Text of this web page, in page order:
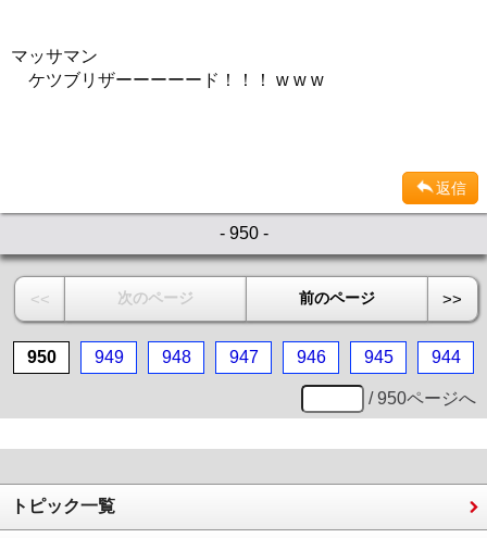
マッサマン
ケツブリザーーーーード！！！ w w w
返信
- 950 -
<< 次のページ 前のページ >>
950 949 948 947 946 945 944
/ 950ページへ
トピック一覧